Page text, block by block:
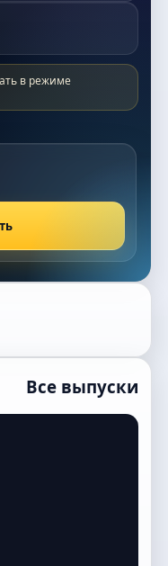
в режиме
Все выпуски